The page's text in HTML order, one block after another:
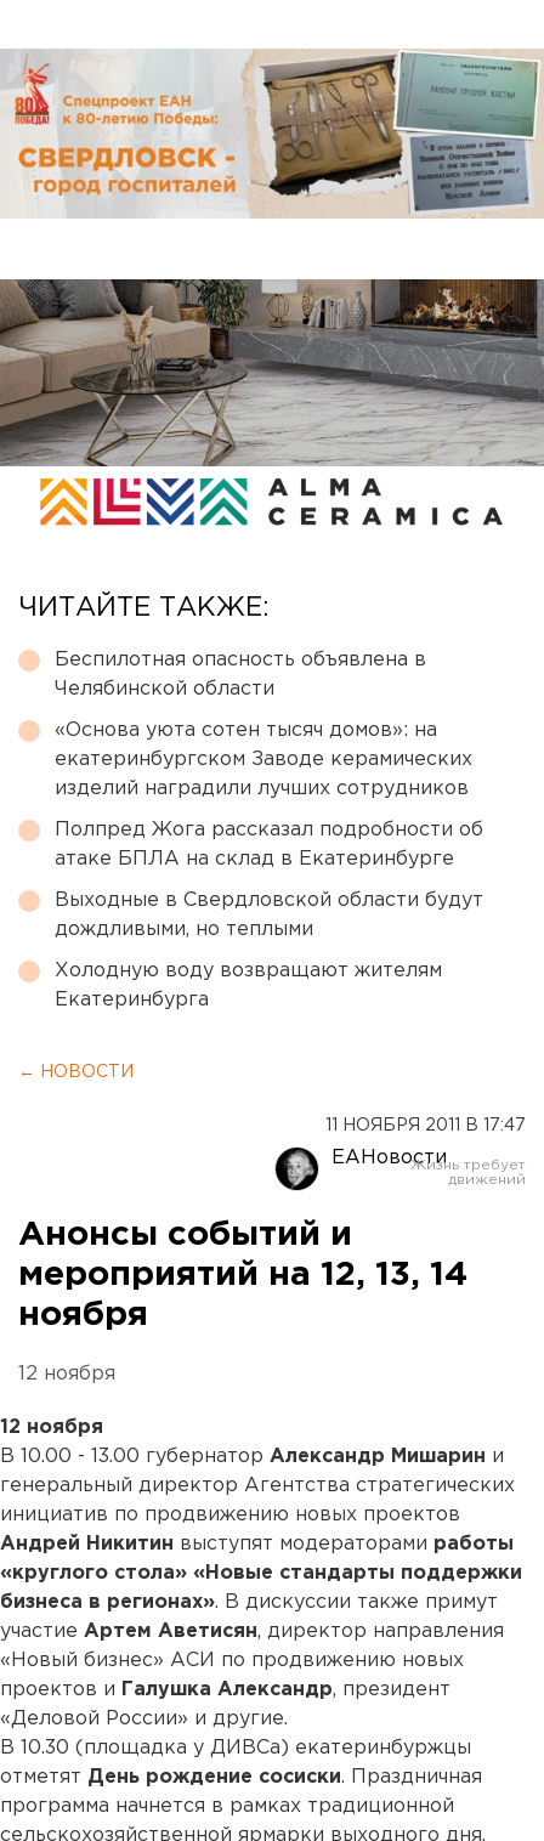
ЧИТАЙТЕ ТАКЖЕ:
Беспилотная опасность объявлена в
Челябинской области
«Основа уюта сотен тысяч домов»: на
екатеринбургском Заводе керамических
изделий наградили лучших сотрудников
Полпред Жога рассказал подробности об
атаке БПЛА на склад в Екатеринбурге
Выходные в Свердловской области будут
дождливыми, но теплыми
Холодную воду возвращают жителям
Екатеринбурга
← НОВОСТИ
11 НОЯБРЯ 2011 В 17:47
ЕАНовости
Анонсы событий и
мероприятий на 12, 13, 14
ноября
12 ноября
12 ноября
В 10.00 - 13.00 губернатор Александр Мишарин и
генеральный директор Агентства стратегических
инициатив по продвижению новых проектов
Андрей Никитин выступят модераторами работы
«круглого стола» «Новые стандарты поддержки
бизнеса в регионах». В дискуссии также примут
участие Артем Аветисян, директор направления
«Новый бизнес» АСИ по продвижению новых
проектов и
Галушка Александр, президент
«Деловой России» и другие.
В 10.30 (площадка у ДИВСа) екатеринбуржцы
отметят День рождение сосиски. Праздничная
программа начнется в рамках традиционной
сельскохозяйственной ярмарки выходного дня.